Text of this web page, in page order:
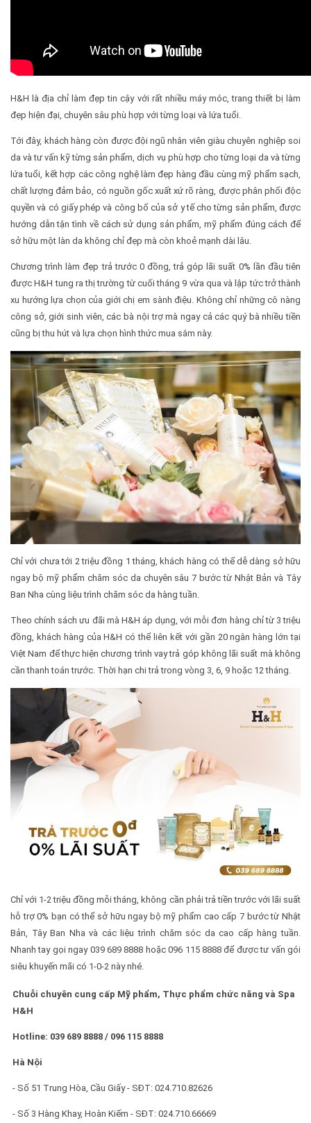
H&H là địa chỉ làm đẹp tin cậy với rất nhiều máy móc, trang thiết bị làm
đẹp hiện đại, chuyên sâu phù hợp với từng loại và lứa tuổi.
Tới đây, khách hàng còn được đội ngũ nhân viên giàu chuyên nghiệp soi
da và tư vấn kỹ từng sản phẩm, dịch vụ phù hợp cho từng loại da và từng
lứa tuổi, kết hợp các công nghệ làm đẹp hàng đầu cùng mỹ phẩm sạch,
chất lượng đảm bảo, có nguồn gốc xuất xứ rõ ràng, được phân phối độc
quyền và có giấy phép và công bố của sở y tế cho từng sản phẩm, được
hướng dẫn tận tình về cách sử dụng sản phẩm, mỹ phẩm đúng cách để
sở hữu một làn da không chỉ đẹp mà còn khoẻ mạnh dài lâu.
Chương trình làm đẹp trả trước 0 đồng, trả góp lãi suất 0% lần đầu tiên
được H&H tung ra thị trường từ cuối tháng 9 vừa qua và lập tức trở thành
xu hướng lựa chọn của giới chị em sành điệu. Không chỉ những cô nàng
công sở, giới sinh viên, các bà nội trợ mà ngay cả các quý bà nhiều tiền
cũng bị thu hút và lựa chọn hình thức mua sắm này.
Chỉ với chưa tới 2 triệu đồng 1 tháng, khách hàng có thể dễ dàng sở hữu
ngay bộ mỹ phẩm chăm sóc da chuyên sâu 7 bước từ Nhật Bản và Tây
Ban Nha cùng liệu trình chăm sóc da hàng tuần.
Theo chính sách ưu đãi mà H&H áp dụng, với mỗi đơn hàng chỉ từ 3 triệu
đồng, khách hàng của H&H có thể liên kết với gần 20 ngân hàng lớn tại
Việt Nam để thực hiện chương trình vay trả góp không lãi suất mà không
cần thanh toán trước. Thời hạn chi trả trong vòng 3, 6, 9 hoặc 12 tháng.
Chỉ với 1-2 triệu đồng mỗi tháng, không cần phải trả tiền trước với lãi suất
hỗ trợ 0% bạn có thể sở hữu ngay bộ mỹ phẩm cao cấp 7 bước từ Nhật
Bản, Tây Ban Nha và các liệu trình chăm sóc da cao cấp hàng tuần.
Nhanh tay gọi ngay 039 689 8888 hoặc 096 115 8888 để được tư vấn gói
siêu khuyến mãi có 1-0-2 này nhé.
Chuỗi chuyên cung cấp Mỹ phẩm, Thực phẩm chức năng và Spa
H&H
Hotline: 039 689 8888 / 096 115 8888
Hà Nội
- Số 51 Trung Hòa, Cầu Giấy - SĐT: 024.710.82626
- Số 3 Hàng Khay, Hoàn Kiếm - SĐT: 024.710.66669